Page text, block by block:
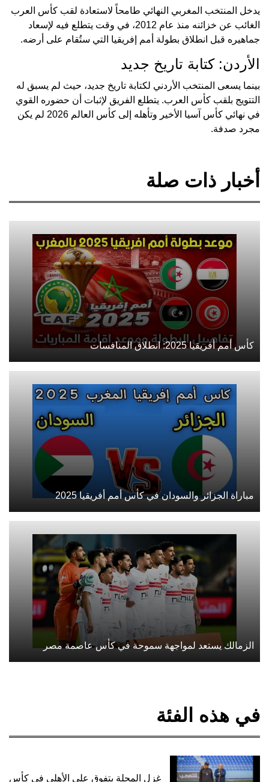
يدخل المنتخب المغربي النهائي طامحاً لاستعادة لقب كأس العرب
الغائب عن خزائنه منذ عام 2012، في وقت يتطلع فيه لإسعاد
جماهيره قبل انطلاق بطولة أمم إفريقيا التي ستُقام على أرضه.
الأردن: كتابة تاريخ جديد
بينما يسعى المنتخب الأردني لكتابة تاريخ جديد، حيث لم يسبق له
التتويج بلقب كأس العرب. يتطلع الفريق لإثبات أن حضوره القوي
في نهائي كأس آسيا الأخير وتأهله إلى كأس العالم 2026 لم يكن
مجرد صدفة.
أخبار ذات صلة
كأس أمم أفريقيا 2025: انطلاق المنافسات
مباراة الجزائر والسودان في كأس أمم أفريقيا 2025
الزمالك يستعد لمواجهة سموحة في كأس عاصمة مصر
في هذه الفئة
غزل المحلة يتفوق على الأهلي في كأس